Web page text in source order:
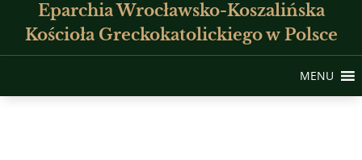
Eparchia Wrocławsko-Koszalińska
Kościoła Greckokatolickiego w Polsce
MENU